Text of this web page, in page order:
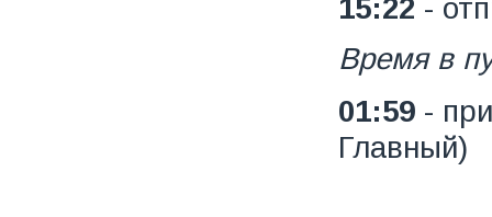
15:22 -
Время в
01:59 -
Главный)